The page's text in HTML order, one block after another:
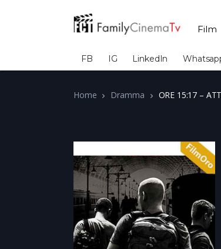
Film
FB IG LinkedIn
Home Dramma ORE 15:17 –